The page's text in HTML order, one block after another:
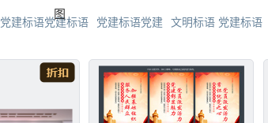
图
党建标语党建标语 党建标语党建 文明标语 党建标语